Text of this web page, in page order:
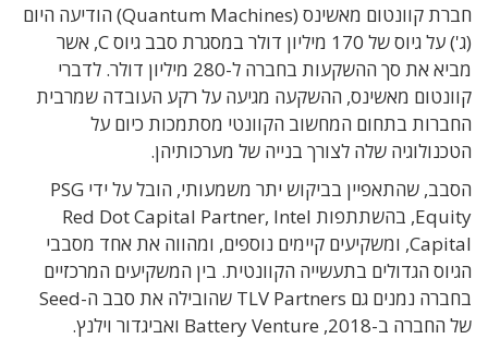
חברת קוונטום מאשינס (Quantum Machines) הודיעה היום
(ג') על גיוס של 170 מיליון דולר במסגרת סבב גיוס C, אשר
מביא את סך ההשקעות בחברה ל-280 מיליון דולר. לדברי
קוונטום מאשינס, ההשקעה מגיעה על רקע העובדה שמרבית
החברות בתחום המחשוב הקוונטי מסתמכות כיום על
הטכנולוגיה שלה לצורך בנייה של מערכותיהן.
הסבב, שהתאפיין בביקוש יתר משמעותי, הובל על ידי PSG
Equity, בהשתתפות Red Dot Capital Partner, Intel
Capital, ומשקיעים קיימים נוספים, ומהווה את אחד מסבבי
הגיוס הגדולים בתעשייה הקוונטית. בין המשקיעים המרכזיים
בחברה נמנים גם TLV Partners שהובילה את סבב ה-Seed
של החברה ב-2018, Battery Venture ואביגדור וילנץ.